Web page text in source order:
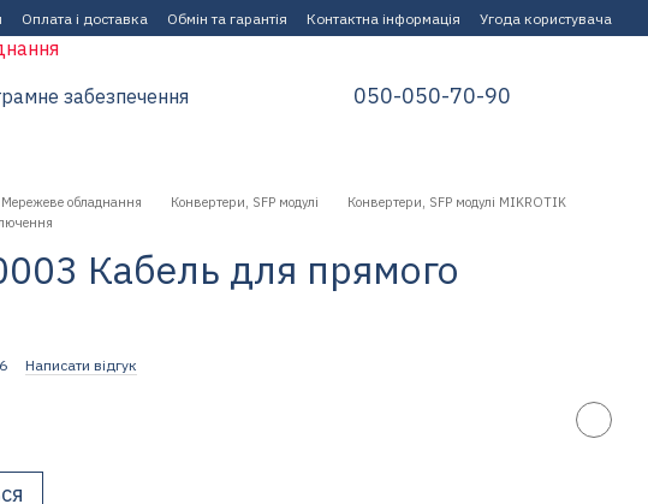
Оплата і доставка Обмін та гарантія Контактна інформація Угода користувача
забезпечення
050-050-70-90
Мережеве обладнання Конвертери, SFP модулі
Конвертери, SFP модулі MIKROTIK
Кабель для прямого
Написати відгук